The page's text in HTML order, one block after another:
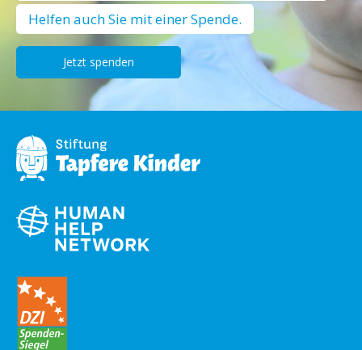
Helfen auch Sie mit einer Spende.
Jetzt spenden